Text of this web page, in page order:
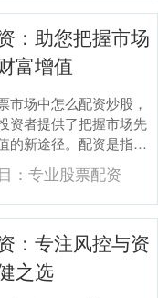
：助您把握市场
富增值
市场中怎么配资炒股，
资者提供了把握市场先
的新途径。配资是指通
投资者提供资金杠杆，
....
： 专业股票配资
：专注风控与资
之选